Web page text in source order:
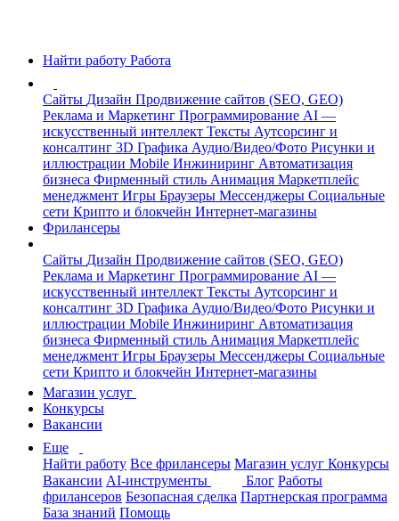
Найти работу Работа
Сайты Дизайн Продвижение сайтов (SEO, GEO)
Реклама и Маркетинг Программирование AI —
искусственный интеллект Тексты Аутсорсинг и
консалтинг 3D Графика Аудио/Видео/Фото Рисунки и
иллюстрации Mobile Инжиниринг Автоматизация
бизнеса Фирменный стиль Анимация Маркетплейс
менеджмент Игры Браузеры Мессенджеры Социальные
сети Крипто и блокчейн Интернет-магазины
Фрилансеры
Сайты Дизайн Продвижение сайтов (SEO, GEO)
Реклама и Маркетинг Программирование AI —
искусственный интеллект Тексты Аутсорсинг и
консалтинг 3D Графика Аудио/Видео/Фото Рисунки и
иллюстрации Mobile Инжиниринг Автоматизация
бизнеса Фирменный стиль Анимация Маркетплейс
менеджмент Игры Браузеры Мессенджеры Социальные
сети Крипто и блокчейн Интернет-магазины
Магазин услуг
Конкурсы
Вакансии
Еще
Найти работу Все фрилансеры Магазин услуг Конкурсы
Вакансии AI-инструменты Блог Работы
фрилансеров Безопасная сделка Партнерская программа
База знаний Помощь